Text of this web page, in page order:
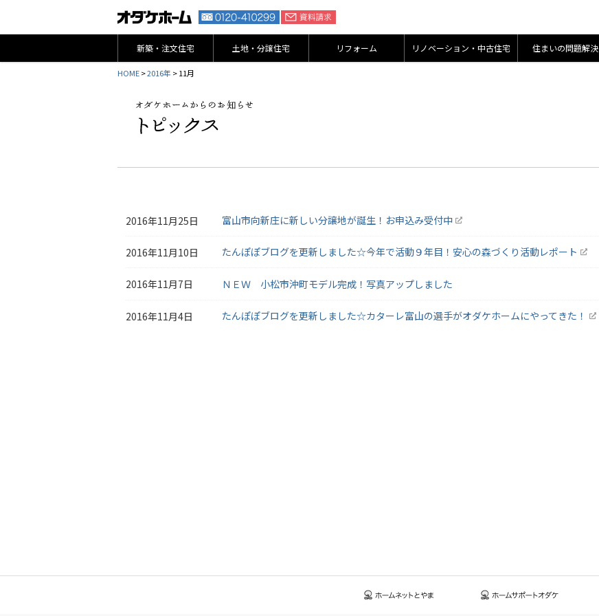
新築・注文住宅 土地・分譲住宅 リフォーム リノベーション・中古住宅 住まいの問題解決
HOME>2016年 > 11月
2016年11月25日 富山市向新庄に新しい分譲地が誕生！お申込み受付中
2016年11月10日 たんぽぽブログを更新しました☆今年で活動９年目！安心の森づくり活動レポート
2016年11月7日 ＮＥＷ 小松市沖町モデル完成！写真アップしました
2016年11月4日 たんぽぽブログを更新しました☆カターレ富山の選手がオダケホームにやってきた！